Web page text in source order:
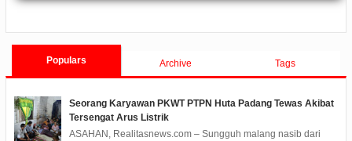
Populars Archive Tags
Seorang Karyawan PKWT PTPN Huta Padang Tewas Akibat
Tersengat Arus Listrik
ASAHAN, Realitasnews.com – Sungguh malang nasib dari